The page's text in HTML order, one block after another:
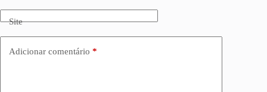
Site
Adicionar comentário *